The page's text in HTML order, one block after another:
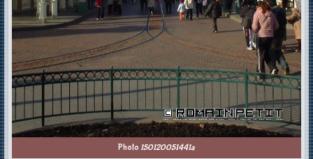
Photo 150120051441a